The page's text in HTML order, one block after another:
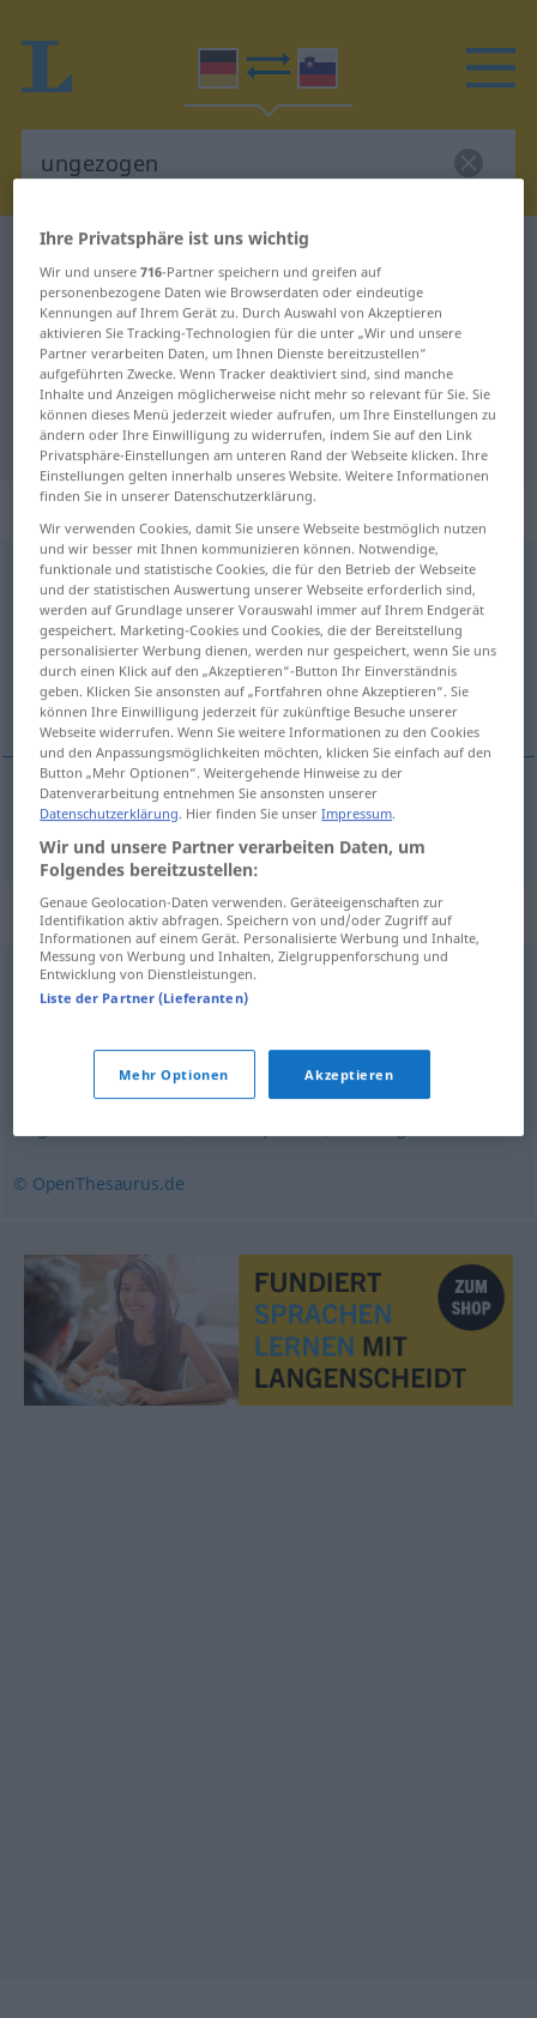
Deutsch-Slowenisch Wörterbuch
Deutsch-Slowenisch Übersetzung
für "ungezogen"
"ungezogen" Slowenisch
Übersetzung
„ungezogen“
ungezogen
Übersicht aller Übersetzungen
(Für mehr Details die Übersetzung anklicken/antippen)
poréden
poréden ungezogen
Synonyme für "ungezogen"
unartig,anmaßend,unanständig
unverschämt
© OpenThesaurus.de
Ihre Privatsphäre ist uns wichtig
Wir und unsere716-Partner speichern und greifen auf
personenbezogene Daten wie Browserdaten oder eindeutige
Kennungen auf Ihrem Gerät zu. Durch Auswahl von Akzeptieren
aktivieren Sie Tracking-Technologien für die unter „Wir und unsere
Partner verarbeiten Daten, um Ihnen Dienste bereitzustellen“
aufgeführten Zwecke. Wenn Tracker deaktiviert sind, sind manche
Inhalte und Anzeigen möglicherweise nicht mehr so relevant für Sie. Sie
können dieses Menü jederzeit wieder aufrufen, um Ihre Einstellungen zu
ändern oder Ihre Einwilligung zu widerrufen, indem Sie auf den Link
Privatsphäre-Einstellungen am unteren Rand der Webseite klicken. Ihre
Einstellungen gelten innerhalb unseres Website. Weitere Informationen
finden Sie in unserer Datenschutzerklärung.
Wir verwenden Cookies, damit Sie unsere Webseite bestmöglich nutzen
und wir besser mit Ihnen kommunizieren können. Notwendige,
funktionale und statistische Cookies, die für den Betrieb der Webseite
und der statistischen Auswertung unserer Webseite erforderlich sind,
werden auf Grundlage unserer Vorauswahl immer auf Ihrem Endgerät
gespeichert. Marketing-Cookies und Cookies, die der Bereitstellung
personalisierter Werbung dienen, werden nur gespeichert, wenn Sie uns
durch einen Klick auf den „Akzeptieren“-Button Ihr Einverständnis
geben. Klicken Sie ansonsten auf „Fortfahren ohne Akzeptieren“. Sie
können Ihre Einwilligung jederzeit für zukünftige Besuche unserer
Webseite widerrufen. Wenn Sie weitere Informationen zu den Cookies
und den Anpassungsmöglichkeiten möchten, klicken Sie einfach auf den
Button „Mehr Optionen“. Weitergehende Hinweise zu der
Datenverarbeitung entnehmen Sie ansonsten unserer
Datenschutzerklärung. Hier finden Sie unserImpressum.
Wir und unsere Partner verarbeiten Daten, um
Folgendes bereitzustellen:
Genaue Geolocation-Daten verwenden. Geräteeigenschaften zur
Identifikation aktiv abfragen. Speichern von und/oder Zugriff auf
Informationen auf einem Gerät. Personalisierte Werbung und Inhalte,
Messung von Werbung und Inhalten, Zielgruppenforschung und
Entwicklung von Dienstleistungen.
Liste der Partner (Lieferanten)
Mehr Optionen Akzeptieren